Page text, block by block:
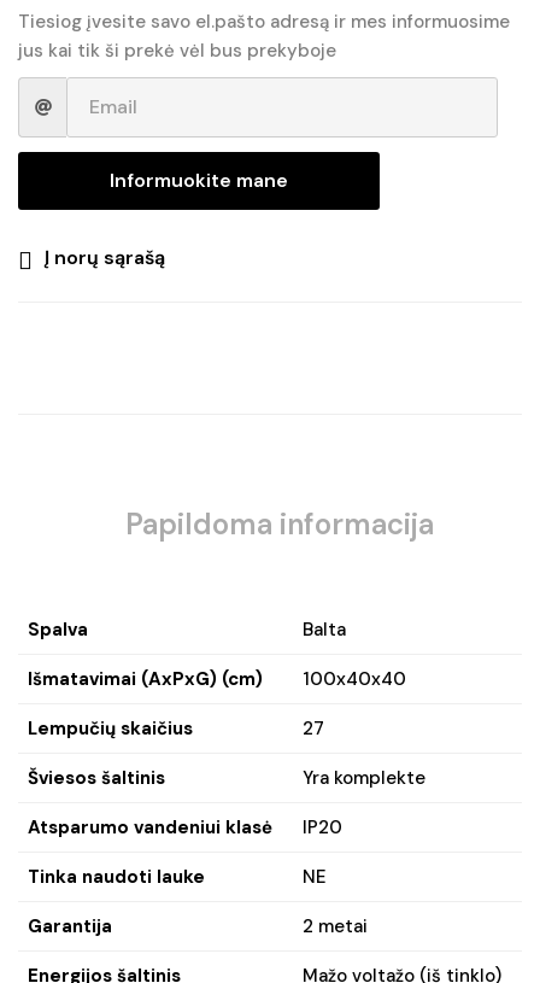
€30.55.
€21.39.
Tiesiog įvesite savo el.pašto adresą ir mes informuosime
jus kai tik ši prekė vėl bus prekyboje
Informuokite mane
Į norų sąrašą
Papildoma informacija
Spalva Balta
Išmatavimai (AxPxG) (cm) 100x40x40
Lempučių skaičius 27
Šviesos šaltinis Yra komplekte
Atsparumo vandeniui klasė IP20
Tinka naudoti lauke NE
Garantija 2 metai
Energijos šaltinis Mažo voltažo (iš tinklo)